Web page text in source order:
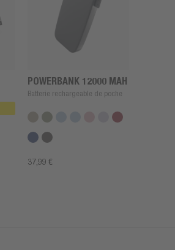
POWERBANK 12000 MAH
Batterie rechargeable de poche
37,99 €